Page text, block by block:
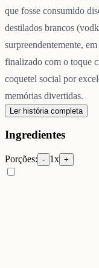
que fosse consumido
destilados brancos
surpreendentemente,
finalizado com o toque
coquetel social por
memórias divertidas.
Ler história completa
Ingredientes
Porções: - 1x +